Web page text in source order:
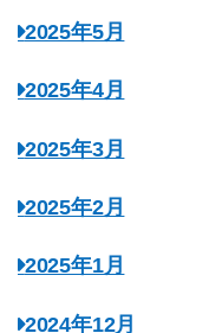
2025年5月
2025年4月
2025年3月
2025年2月
2025年1月
2024年12月